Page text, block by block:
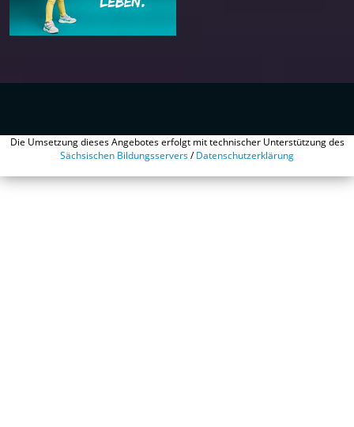
Die Umsetzung dieses Angebotes erfolgt mit technischer Unterstützung des
Sächsischen Bildungsservers / Datenschutzerklärung